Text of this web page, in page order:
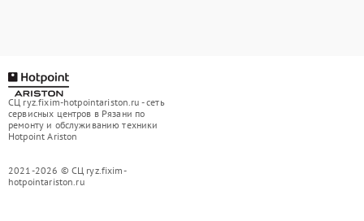
СЦ ryz.fixim-hotpointariston.ru - сеть
сервисных центров в Рязани по
ремонту и обслуживанию техники
Hotpoint Ariston
2021-2026 © СЦ ryz.fixim-
hotpointariston.ru